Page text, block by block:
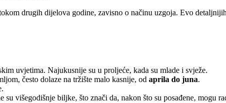
drugih dijelova godine, zavisno o načinu uzgoja. Evo
uvjetima. Najukusnije su u proljeće, kada su mlade i svježe.
često dolaze na tržište malo kasnije, od aprila do juna.
višegodišnje biljke, što znači da, nakon što su posađene, mogu